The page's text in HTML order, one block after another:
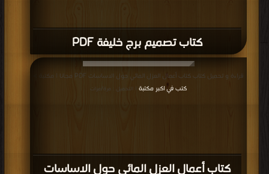
كتاب تصميم برج خليفة PDF
كتاب أعمال العزل المائي حول الاساسات
قراءة و تحميل كتاب كتاب أعمال العزل المائي حول الاساسات PDF مجانا | مكتبة >
كتب في اكبر مكتبة
| التحميل : مرة/مرات